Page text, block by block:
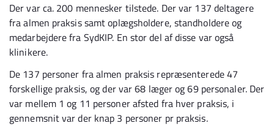
Der var ca. 200 mennesker tilstede. Der var 137 deltagere
fra almen praksis samt oplægsholdere, standholdere og
medarbejdere fra SydKIP. En stor del af disse var også
klinikere.
De 137 personer fra almen praksis repræsenterede 47
forskellige praksis, og der var 68 læger og 69 personaler. Der
var mellem 1 og 11 personer afsted fra hver praksis, i
gennemsnit var der knap 3 personer pr praksis.